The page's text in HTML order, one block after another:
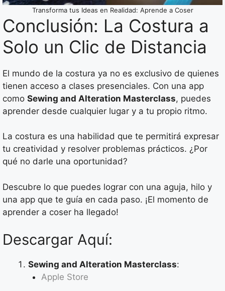
Transforma tus Ideas en Realidad: Aprende a Coser
Conclusión: La Costura a
Solo un Clic de Distancia
El mundo de la costura ya no es exclusivo de quienes
tienen acceso a clases presenciales. Con una app
como Sewing and Alteration Masterclass, puedes
aprender desde cualquier lugar y a tu propio ritmo.
La costura es una habilidad que te permitirá expresar
tu creatividad y resolver problemas prácticos. ¿Por
qué no darle una oportunidad?
Descubre lo que puedes lograr con una aguja, hilo y
una app que te guía en cada paso. ¡El momento de
aprender a coser ha llegado!
Descargar Aquí:
Sewing and Alteration Masterclass:
Apple Store